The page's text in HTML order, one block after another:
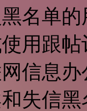
名单
用跟
信息
失信